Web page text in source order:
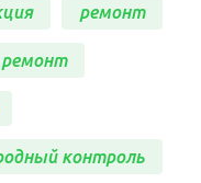
ремонт
контроль